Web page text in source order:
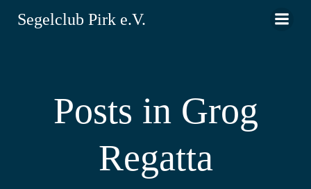
Segelclub Pirk e.V.
Posts in Grog
Regatta